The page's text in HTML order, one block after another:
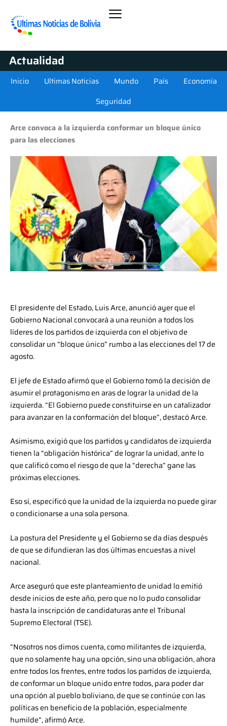
Actualidad
Inicio Ultimas Noticias Mundo País
Economía
Seguridad
Arce convoca a la izquierda conformar un bloque único
para las elecciones
El presidente del Estado, Luis Arce, anunció ayer que el
Gobierno Nacional convocará a una reunión a todos los
líderes de los partidos de izquierda con el objetivo de
consolidar un “bloque único” rumbo a las elecciones del 17 de
agosto.
El jefe de Estado afirmó que el Gobierno tomó la decisión de
asumir el protagonismo en aras de lograr la unidad de la
izquierda. “El Gobierno puede constituirse en un catalizador
para avanzar en la conformación del bloque”, destacó Arce.
Asimismo, exigió que los partidos y candidatos de izquierda
tienen la “obligación histórica” de lograr la unidad, ante lo
que calificó como el riesgo de que la “derecha” gane las
próximas elecciones.
Eso sí, especificó que la unidad de la izquierda no puede girar
o condicionarse a una sola persona.
La postura del Presidente y el Gobierno se da días después
de que se difundieran las dos últimas encuestas a nivel
nacional.
Arce aseguró que este planteamiento de unidad lo emitió
desde inicios de este año, pero que no lo pudo consolidar
hasta la inscripción de candidaturas ante el Tribunal
Supremo Electoral (TSE).
“Nosotros nos dimos cuenta, como militantes de izquierda,
que no solamente hay una opción, sino una obligación, ahora
entre todos los frentes, entre todos los partidos de izquierda,
de conformar un bloque unido entre todos, para poder dar
una opción al pueblo boliviano, de que se continúe con las
políticas en beneficio de la población, especialmente
humilde”, afirmó Arce.